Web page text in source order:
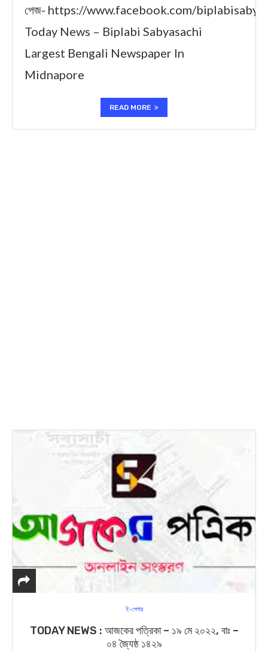
পেজ- https://www.facebook.com/
Today News – Biplabi Sabyasachi
Largest Bengali Newspaper In
Midnapore
READ MORE
ই-পেপার
TODAY NEWS : আজকের পত্রিকা – ১৯ মে ২০২২, বাঃ –
০৪ জ্যৈষ্ঠ ১৪২৯